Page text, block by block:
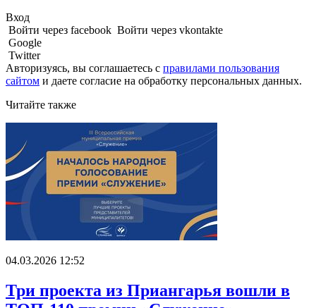
Вход
Войти через facebook Войти через vkontakte
Google
Twitter
Авторизуясь, вы соглашаетесь с правилами пользования
сайтом и даете согласие на обработку персональных данных.
Читайте также
04.03.2026 12:52
Три проекта из Приангарья вошли в